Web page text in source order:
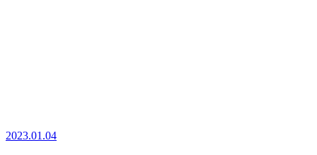
2023.01.04